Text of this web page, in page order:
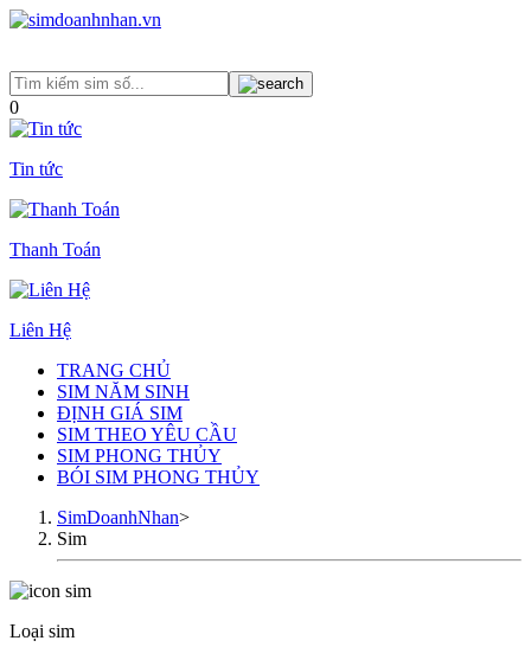
0
Tin tức
Thanh Toán
Liên Hệ
TRANG CHỦ
SIM NĂM SINH
ĐỊNH GIÁ SIM
SIM THEO YÊU CẦU
SIM PHONG THỦY
BÓI SIM PHONG THỦY
SimDoanhNhan>
Sim
Loại sim